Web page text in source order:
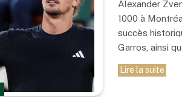
Alexander
1000 à
succès
Garros, ainsi
Lire la suite